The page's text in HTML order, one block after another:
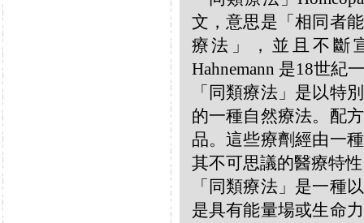
文，意思是「相同者
療法」，並且不斷
Hahnemann 是18世紀
「同類療法」是以特
的一種自然療法。配
品。這些療劑經由一
其不可思議的醫療特
「同類療法」是一種
是具有能量場或生命